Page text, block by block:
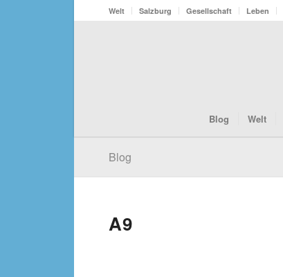
Welt Salzburg Gesellschaft Leben
Blog Welt
Blog
A9